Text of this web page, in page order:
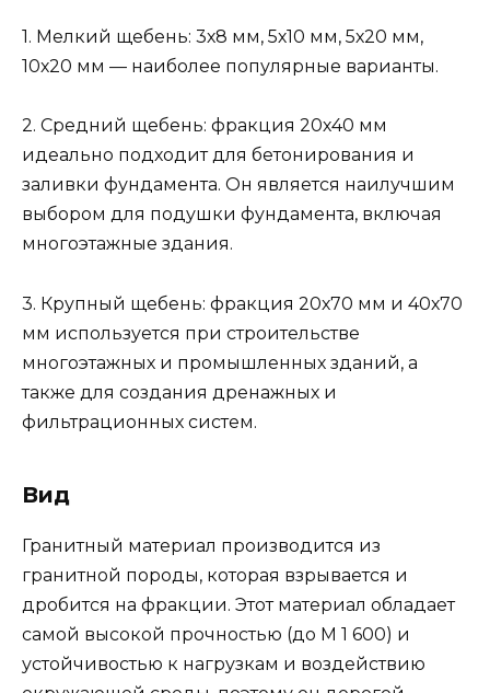
1. Мелкий щебень: 3х8 мм, 5х10 мм, 5х20 мм,
10х20 мм — наиболее популярные варианты.
2. Средний щебень: фракция 20х40 мм
идеально подходит для бетонирования и
заливки фундамента. Он является наилучшим
выбором для подушки фундамента, включая
многоэтажные здания.
3. Крупный щебень: фракция 20х70 мм и 40х70
мм используется при строительстве
многоэтажных и промышленных зданий, а
также для создания дренажных и
фильтрационных систем.
Вид
Гранитный материал производится из
гранитной породы, которая взрывается и
дробится на фракции. Этот материал обладает
самой высокой прочностью (до М 1 600) и
устойчивостью к нагрузкам и воздействию